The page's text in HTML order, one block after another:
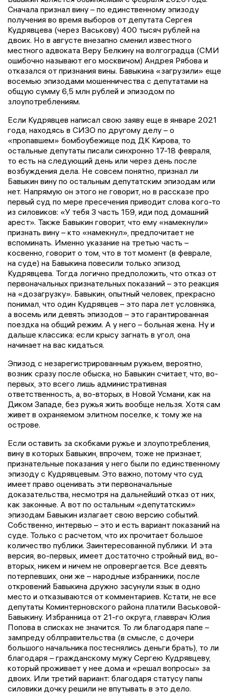
Сначала признал вину – по единственному эпизоду
получения во время выборов от депутата Сергея
Кудрявцева (через Васькову) 400 тысяч рублей на
двоих. Но в августе внезапно сменил известного
местного адвоката Веру Белкину на волгоградца (СМИ
ошибочно называют его москвичом) Андрея Рябова и
отказался от признания вины. Бавыкина «загрузили» еще
восемью эпизодами мошенничества с депутатами на
общую сумму 6,5 млн рублей и эпизодом по
злоупотреблениям.
Если Кудрявцев написал свою заяву еще в январе 2021
года, находясь в СИЗО по другому делу – о
«пропавшем» бомбоубежище под ДК Кирова, то
остальные депутаты писали синхронно 17-18 февраля,
то есть на следующий день или через день после
возбуждения дела. Не совсем понятно, признал ли
Бавыкин вину по остальным депутатским эпизодам или
нет. Напрямую он этого не говорит, но в рассказе про
первый суд по мере пресечения приводит слова кого-то
из силовиков: «У тебя 3 часть 159, иди под домашний
арест». Также Бавыкин говорит, что ему «намекнули»
признать вину – кто «намекнул», предпочитает не
вспоминать. Именно указание на третью часть –
косвенно, говорит о том, что в тот момент (в феврале,
на суде) на Бавыкина повесили только эпизод
Кудрявцева. Тогда логично предположить, что отказ от
первоначальных признательных показаний – это реакция
на «дозагрузку». Бавыкин, опытный человек, прекрасно
понимал, что один Кудрявцев – это пара лет условняка,
а восемь или девять эпизодов – это гарантированная
поездка на общий режим. А у него – больная жена. Ну и
дальше классика: если крысу загнать в угол, она
начинает на вас кидаться.
Эпизод с незарегистрированным ружьем, вероятно,
возник сразу после обыска, но Бавыкин считает, что, во-
первых, это всего лишь административная
ответственность, а, во-вторых, в Новой Усмани, как на
Диком Западе, без ружья жить вообще нельзя. Хотя сам
живет в охраняемом элитном поселке, к тому же на
острове.
Если оставить за скобками ружье и злоупотребления,
вину в которых Бавыкин, впрочем, тоже не признает,
признательные показания у него были по единственному
эпизоду с Кудрявцевым. Это важно, потому что суд
имеет право оценивать эти первоначальные
доказательства, несмотря на дальнейший отказ от них,
как законные. А вот по остальным «депутатским»
эпизодам Бавыкин излагает свою версию событий.
Собственно, интервью – это и есть вариант показаний на
суде. Только с расчетом, что их прочитает большое
количество публики. Заинтересованной публики. И эта
версия, во-первых, имеет достаточно стройный вид, во-
вторых, никем и ничем не опровергается. Все девять
потерпевших, они же – народные избранники, после
откровений Бавыкина дружно засунули язык в одно
место и отказываются от комментариев. Кстати, не все
депутаты Коминтерновского района платили Васьковой-
Бавыкину. Избранница от 21-го округа, главврач Юлия
Попова в списках не значится. То ли благодаря папе –
зампреду облправительства (в смысле, с дочери
большого начальника постеснялись деньги брать), то ли
благодаря – гражданскому мужу Сергею Кудрявцеву,
который проживает у нее дома и «решал вопросы» за
двоих. Или третий вариант: благодаря статусу папы
силовики дочку решили не впутывать в это дело.